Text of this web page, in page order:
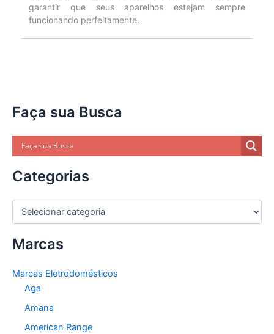
garantir que seus aparelhos estejam sempre
funcionando perfeitamente.
Faça sua Busca
Categorias
C
e
r
Marcas
Marcas Eletrodomésticos
Aga
Amana
American Range